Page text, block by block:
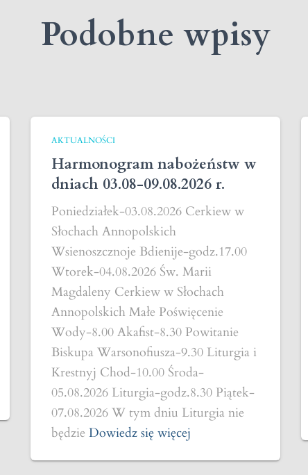
Podobne wpisy
AKTUALNOŚCI
Harmonogram nabożeństw w
dniach 03.08-09.08.2026 r.
Poniedziałek-03.08.2026 Cerkiew w
Słochach Annopolskich
Wsienoszcznoje Bdienije-godz.17.00
Wtorek-04.08.2026 Św. Marii
Magdaleny Cerkiew w Słochach
Annopolskich Małe Poświęcenie
Wody-8.00 Akafist-8.30 Powitanie
Biskupa Warsonofiusza-9.30 Liturgia i
Krestnyj Chod-10.00 Środa-
05.08.2026 Liturgia-godz.8.30 Piątek-
07.08.2026 W tym dniu Liturgia nie
będzie Dowiedz się więcej